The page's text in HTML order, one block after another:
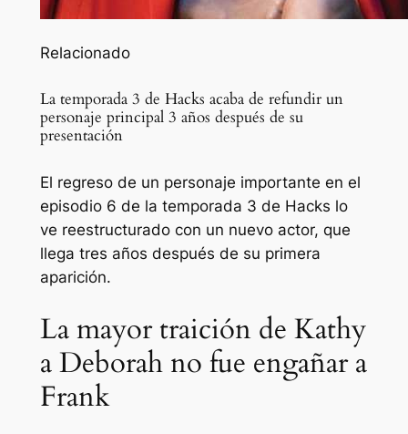
Relacionado
La temporada 3 de Hacks acaba de refundir un
personaje principal 3 años después de su
presentación
El regreso de un personaje importante en el
episodio 6 de la temporada 3 de Hacks lo
ve reestructurado con un nuevo actor, que
llega tres años después de su primera
aparición.
La mayor traición de Kathy
a Deborah no fue engañar a
Frank